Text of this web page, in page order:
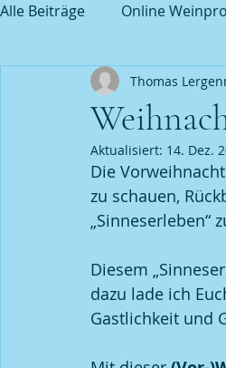
Alle Beiträge Online
Spargel und Wein
Unbenannte Kategorie
Veranstaltungen
Thomas
Aktualisiert: 14. Dez.
Die
zu schauen,
„Sinneserleben“
Diesem
dazu lade ich
Gastlichkeit und